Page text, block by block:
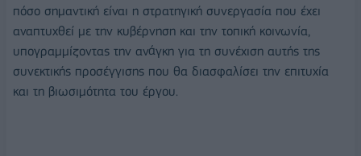
πόσο σημαντική είναι η στρατηγική συνεργασία που έχει
αναπτυχθεί με την κυβέρνηση και την τοπική κοινωνία,
υπογραμμίζοντας την ανάγκη για τη συνέχιση αυτής της
συνεκτικής προσέγγισης που θα διασφαλίσει την επιτυχία
και τη βιωσιμότητα του έργου.